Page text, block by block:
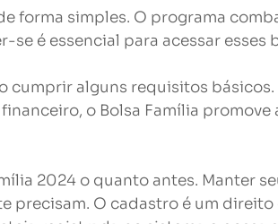
forma simples. O programa
se é essencial para acessar
cumprir alguns requisitos
o Bolsa Família
2024 o quanto antes. Manter
precisam. O cadastro é um